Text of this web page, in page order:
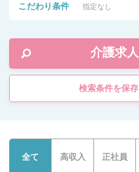
こだわり条件 指定なし
介護求人
検索条件を保存
全て 高収入 正社員